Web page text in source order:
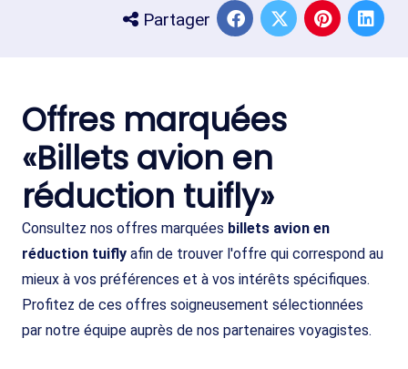
Partager
Offres marquées
«Billets avion en
réduction tuifly»
Consultez nos offres marquées billets avion en
réduction tuifly afin de trouver l'offre qui correspond au
mieux à vos préférences et à vos intérêts spécifiques.
Profitez de ces offres soigneusement sélectionnées
par notre équipe auprès de nos partenaires voyagistes.